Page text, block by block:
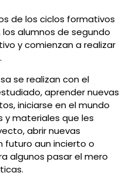
de los ciclos formativos
alumnos de segundo
y comienzan a realizar
se realizan con el
aprender nuevas
iniciarse en el mundo
y materiales que les
abrir nuevas
futuro aun incierto o
algunos pasar el mero